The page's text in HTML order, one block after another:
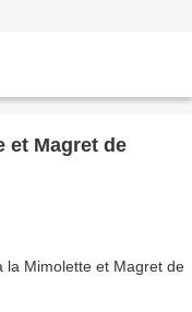
et Magret de